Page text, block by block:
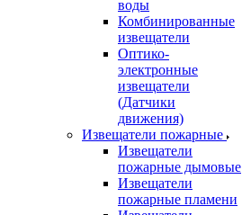
воды
Комбинированные
извещатели
Оптико-
электронные
извещатели
(Датчики
движения)
Извещатели пожарные
Извещатели
пожарные дымовые
Извещатели
пожарные пламени